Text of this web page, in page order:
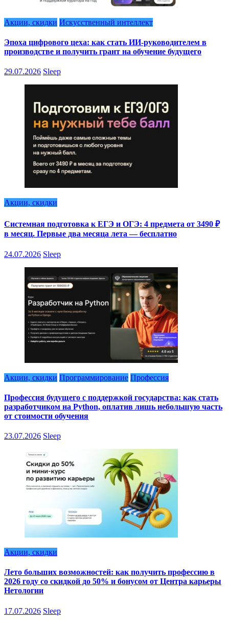
Акции, скидки Искусственный интеллект
Эпоха цифрового цеха: как стать ИИ-руководителем в
производстве и получить грант на обучение будущего
29.07.2026 Sleep
Акции, скидки
Системная подготовка к ЕГЭ и ОГЭ: 4 предмета от 3490 ₽
в месяц. Первые два месяца лета — бесплатно
24.07.2026 Sleep
Акции, скидки Программирование Профессия
Профессия будущего с поддержкой государства: как стать
разработчиком на Python, оплатив лишь небольшую часть
от стоимости обучения
23.07.2026 Sleep
Акции, скидки
Лето больших возможностей: как получить профессию в
2026 году со скидкой до 50% и бонусом от Центра карьеры
Нетологии
17.07.2026 Sleep